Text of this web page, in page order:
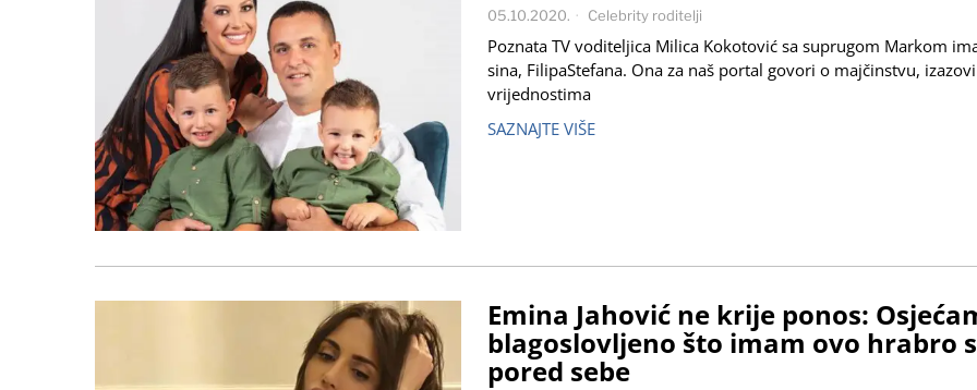
05.10.2020. Celebrity roditelji
Poznata TV voditeljica Milica Kokotović sa suprugom Markom
sina, FilipaStefana. Ona za naš portal govori o majčinstvu,
vrijednostima
SAZNAJTE VIŠE
Emina Jahović ne krije ponos:
blagoslovljeno što imam ovo hrabro
pored sebe